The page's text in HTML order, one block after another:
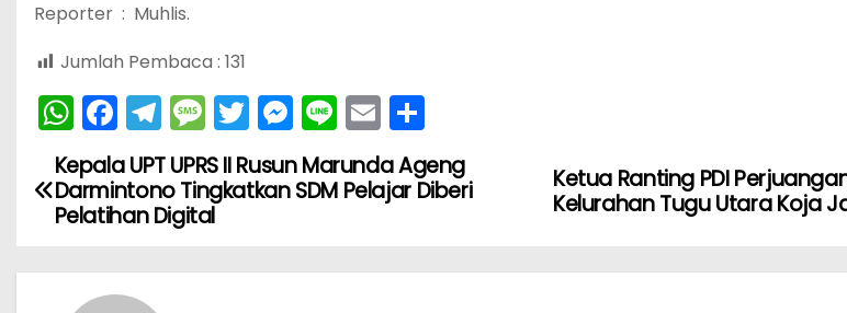
Reporter : Muhlis.
Jumlah Pembaca : 131
W
h
a
ts
p
F
a
c
e
o
T
el
e
gr
m
M
e
s
s
g
T
w
itt
M
e
s
n
Li
n
e
E
m
ai
l
h
ar
N
v
Ketua Ranting PDI
Kelurahan Tugu Utara Koja
Kepala UPT UPRS II Rusun Marunda Ageng
Darmintono Tingkatkan SDM Pelajar Diberi
Pelatihan Digital